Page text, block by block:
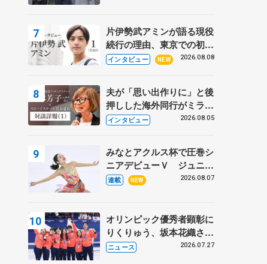
部科学省スポーツ表彰
式】
片伊勢武アミンが語る現役
続行の理由、東京での初め
ての一人暮らし 注目スケ
インタビュー NEW 2026.08.08
夫が「思い出作りに」と後
押しした海外同行がミラノ
まで… 繁華街のリンクで
に 小林芳子さんが振り返
るスケート人生
インタビュー 2026.08.05
みなとアクルス杯で圧巻シ
ニアデビューＶ ジュニア
で４シーズン無敗の島田麻
連載 NEW 2026.08.07
オリンピック優秀者顕彰に
りくりゅう、坂本花織さ
ん、団体メンバーら 8月
ニュース 2026.07.27